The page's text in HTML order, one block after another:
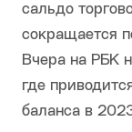
сальдо
сокращается
Вчера на РБК
где
баланса в